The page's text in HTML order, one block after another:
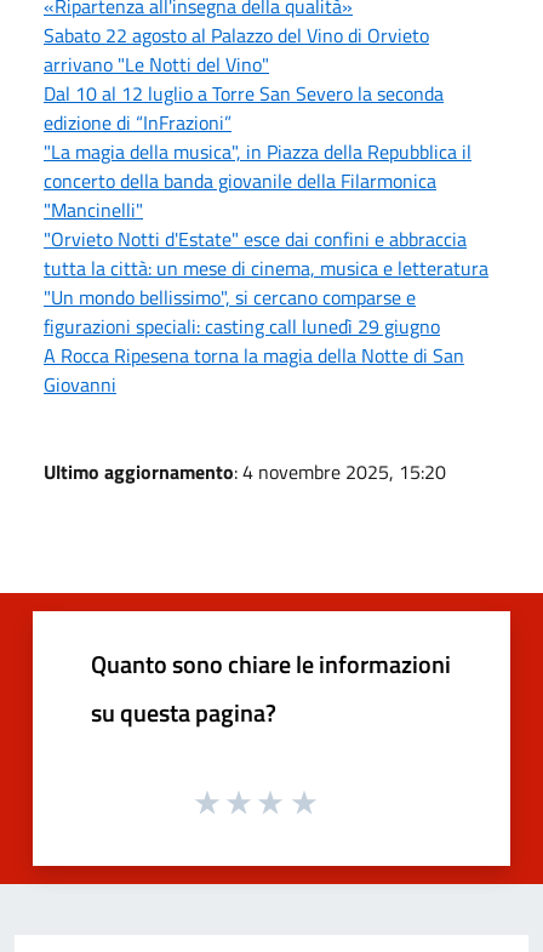
Sabato 22 agosto al Palazzo del Vino di Orvieto
arrivano "Le Notti del Vino"
Dal 10 al 12 luglio a Torre San Severo la seconda
edizione di “InFrazioni”
"La magia della musica", in Piazza della Repubblica il
concerto della banda giovanile della Filarmonica
"Mancinelli"
"Orvieto Notti d'Estate" esce dai confini e abbraccia
tutta la città: un mese di cinema, musica e letteratura
"Un mondo bellissimo", si cercano comparse e
figurazioni speciali: casting call lunedì 29 giugno
A Rocca Ripesena torna la magia della Notte di San
Giovanni
Ultimo aggiornamento: 4 novembre 2025, 15:20
Quanto sono chiare le informazioni
su questa pagina?